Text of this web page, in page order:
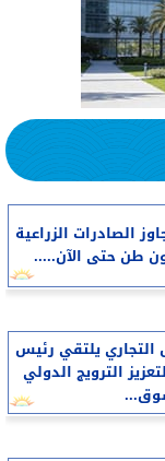
الصادرات الزراعية
التجاري يلتقي رئيس
الترويج الدولي